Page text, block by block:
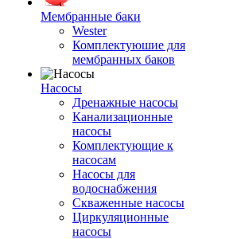
Мембранные баки
Wester
Комплектуюшие для
мембранных баков
Насосы
Дренажные насосы
Канализационные
насосы
Комплектующие к
насосам
Насосы для
водоснабжения
Скваженные насосы
Циркуляционные
насосы